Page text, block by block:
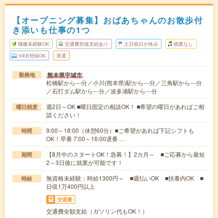
【オープニング募集】おばあちゃんのお散歩付
き添いも仕事の1つ
職種未経験OK 交通費別途支給あり 土日祝日が休み 残業なし
WEB登録OK 派遣
勤務地 熊本県宇城市
松橋駅から---分／小川(熊本県)駅から---分／三角駅から---分
／石打ダム駅から---分／波多浦駅から---分
曜日頻度
週2日～OK ■曜日固定の相談OK！ ■希望の曜日があればご相
談ください！
時間
9:00～18:00（休憩60分）■ご希望があれば下記シフトも
OK！早番 7:00～16:00遅番 …
期間
【8月中のスタートOK！急募！】2カ月～ ■ご応募から最短
2～3日後に就業が可能です！
時給
無資格未経験：時給1300円～ ■週払いOK ■扶養内OK ■
日収1万400円以上
交通費
交通費全額支給（ガソリン代もOK！）